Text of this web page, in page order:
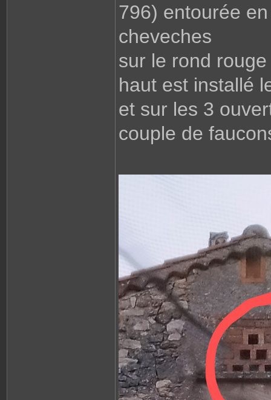
796) entourée
cheveches
sur le rond
haut est installé
et sur les 3
couple de